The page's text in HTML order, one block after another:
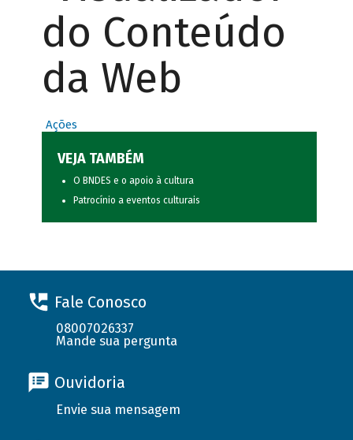
do Conteúdo
da Web
Ações
VEJA TAMBÉM
O BNDES e o apoio à cultura
Patrocínio a eventos culturais
Fale Conosco
08007026337
Mande sua pergunta
Ouvidoria
Envie sua mensagem